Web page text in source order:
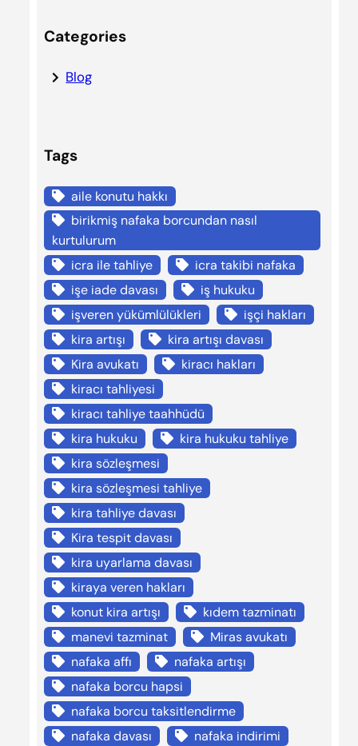
Categories
Blog
Tags
aile konutu hakkı
birikmiş nafaka borcundan nasıl
kurtulurum
icra ile tahliye
icra takibi nafaka
işe iade davası
iş hukuku
işveren yükümlülükleri
işçi hakları
kira artışı
kira artışı davası
Kira avukatı
kiracı hakları
kiracı tahliyesi
kiracı tahliye taahhüdü
kira hukuku
kira hukuku tahliye
kira sözleşmesi
kira sözleşmesi tahliye
kira tahliye davası
Kira tespit davası
kira uyarlama davası
kiraya veren hakları
konut kira artışı
kıdem tazminatı
manevi tazminat
Miras avukatı
nafaka affı
nafaka artışı
nafaka borcu hapsi
nafaka borcu taksitlendirme
nafaka davası
nafaka indirimi